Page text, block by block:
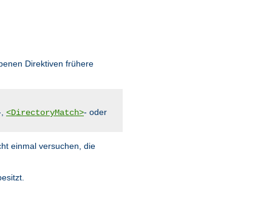
Direktiven frühere
<DirectoryMatch>- oder
einmal versuchen, die